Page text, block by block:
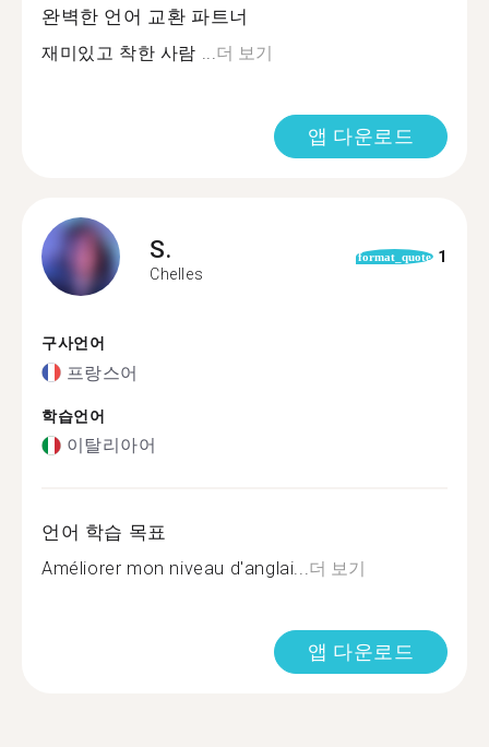
완벽한 언어 교환 파트너
재미있고 착한 사람 ...더 보기
앱 다운로드
S.
Chelles
format_quote 1
구사언어
프랑스어
학습언어
이탈리아어
언어 학습 목표
Améliorer mon niveau d'anglai...더 보기
앱 다운로드